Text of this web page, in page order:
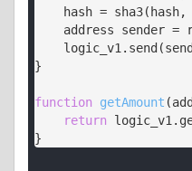
}
function getAmount (
return